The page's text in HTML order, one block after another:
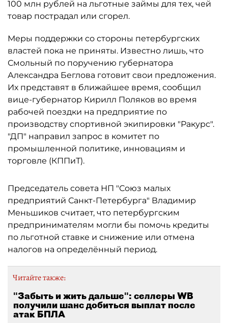
100 млн рублей на льготные займы для тех, чей
товар пострадал или сгорел.
Меры поддержки со стороны петербургских
властей пока не приняты. Известно лишь, что
Смольный по поручению губернатора
Александра Беглова готовит свои предложения.
Их представят в ближайшее время, сообщил
вице-губернатор Кирилл Поляков во время
рабочей поездки на предприятие по
производству спортивной экипировки "Ракурс".
"ДП" направил запрос в комитет по
промышленной политике, инновациям и
торговле (КППиТ).
Председатель совета НП "Союз малых
предприятий Санкт-Петербурга" Владимир
Меньшиков считает, что петербургским
предпринимателям могли бы помочь кредиты
по льготной ставке и снижение или отмена
налогов на определённый период.
Читайте также:
"Забыть и жить дальше": селлеры WB
получили шанс добиться выплат после
атак БПЛА